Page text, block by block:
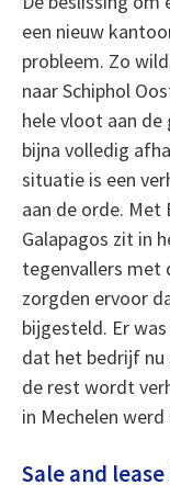
een nieuw
probleem. Zo
naar Schiphol
hele vloot aan
bijna volledig
situatie is een
aan de orde. Met
Galapagos zit in
tegenvallers met
zorgden ervoor
bijgesteld. Er
dat het bedrijf
de rest wordt
in Mechelen
Sale and